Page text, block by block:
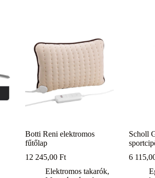
Botti Reni elektromos
fűtőlap
12 245,00Ft
Elektromos takarók,
Scholl
6